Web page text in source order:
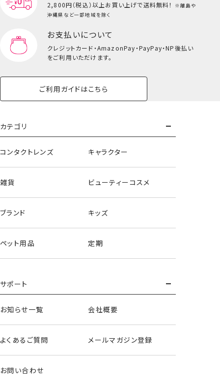
2,800円（税込）以上お買い上げで送料無料！
※離島や
沖縄県など一部地域を除く
お支払いについて
クレジットカード・AmazonPay・PayPay・NP後払い
をご利用いただけます。
ご利用ガイドはこちら
カテゴリ
コンタクトレンズ キャラクター
雑貨 ビューティーコスメ
ブランド キッズ
ペット用品 定期
サポート
お知らせ一覧 会社概要
よくあるご質問 メールマガジン登録
お問い合わせ